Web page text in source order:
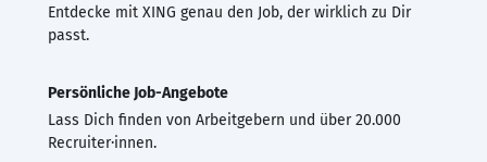
Entdecke mit XING genau den Job, der wirklich zu Dir
passt.
Persönliche Job-Angebote
Lass Dich finden von Arbeitgebern und über 20.000
Recruiter·innen.